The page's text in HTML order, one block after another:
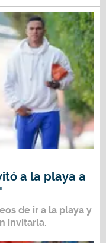
a la playa a
de ir a la playa y
invitarla.